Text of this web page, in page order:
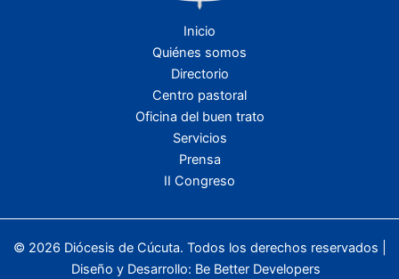
Inicio
Quiénes somos
Directorio
Centro pastoral
Oficina del buen trato
Servicios
Prensa
II Congreso
© 2026 Diócesis de Cúcuta. Todos los derechos reservados |
Diseño y Desarrollo: Be Better Developers